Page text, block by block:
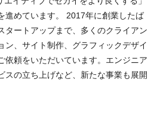
進めています。 2017年に創業したば
タートアップまで、多くのクライアン
ン、サイト制作、グラフィックデザイ
依頼をいただいています。エンジニア
スの立ち上げなど、新たな事業も展開